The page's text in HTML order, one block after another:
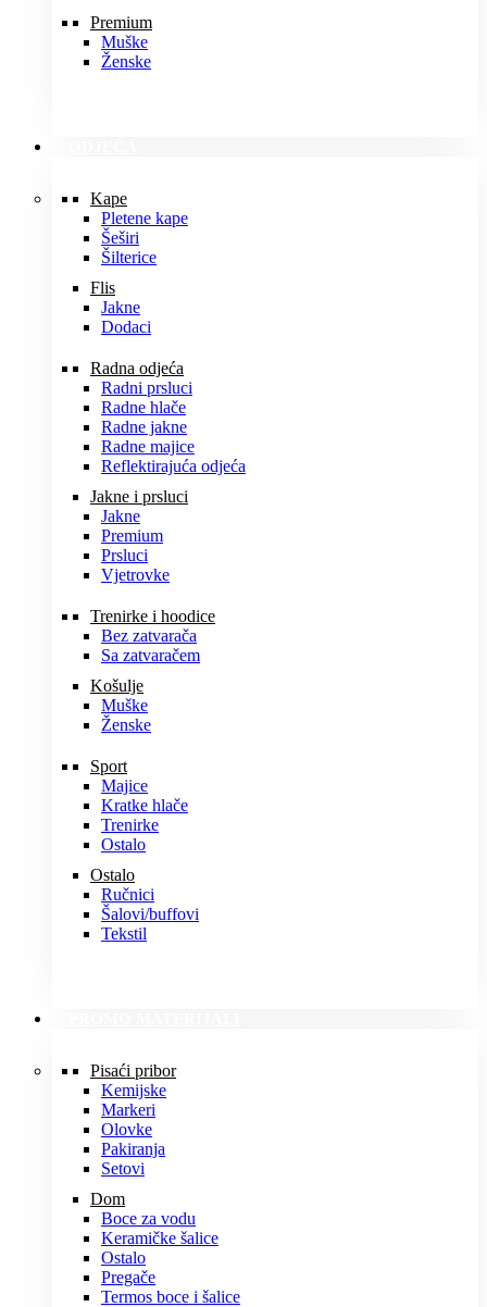
Premium
Muške
Ženske
Kape
Pletene kape
Šeširi
Šilterice
Flis
Jakne
Dodaci
Radna odjeća
Radni prsluci
Radne hlače
Radne jakne
Radne majice
Reflektirajuća odjeća
Jakne i prsluci
Jakne
Premium
Prsluci
Vjetrovke
Trenirke i hoodice
Bez zatvarača
Sa zatvaračem
Košulje
Muške
Ženske
Sport
Majice
Kratke hlače
Trenirke
Ostalo
Ostalo
Ručnici
Šalovi/buffovi
Tekstil
Pisaći pribor
Kemijske
Markeri
Olovke
Pakiranja
Setovi
Dom
Boce za vodu
Keramičke šalice
Ostalo
Pregače
Termos boce i šalice